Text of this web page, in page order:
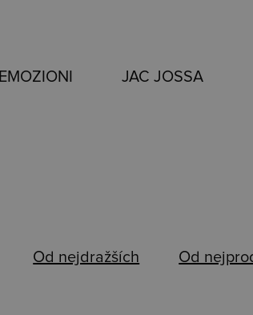
EMOZIONI JAC JOSSA
Od nejdražších Od